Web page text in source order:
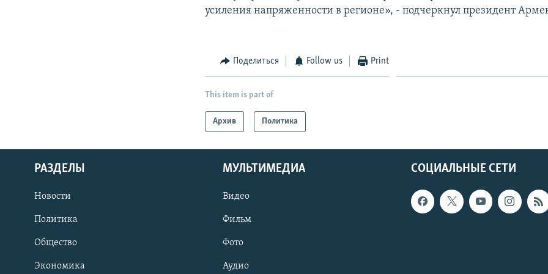
усиления напряженности в регионе», - подчеркнул президент
Поделиться Follow us Print
This item is part of
Архив Политика
СОЦИАЛЬНЫЕ СЕТИ
РАЗДЕЛЫ
Новости
Политика
Общество
Экономика
МУЛЬТИМЕДИА
Видео
Фильм
Фото
Аудио